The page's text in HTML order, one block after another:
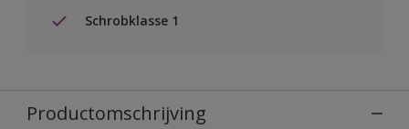
Schrobklasse 1
Productomschrijving